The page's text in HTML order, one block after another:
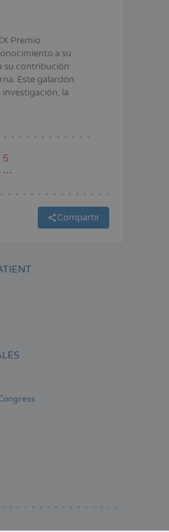
Premio
a su
su contribución
Este galardón
la
Page
5
…
Compartir